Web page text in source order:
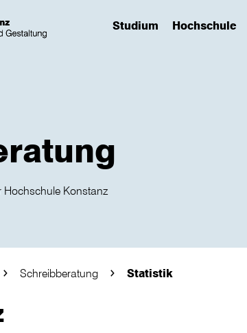
Studium
(has submenu)Hochschule
(has
Hochschule Konstanz
Schreibberatung Statistik